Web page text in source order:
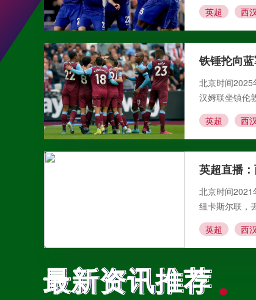
英超
铁锤抡向
北京时间
汉姆联坐镇伦
英超
英超直播
北京时间2021
纽卡斯尔联，
英超
西
最新资讯推荐
最新资讯推荐